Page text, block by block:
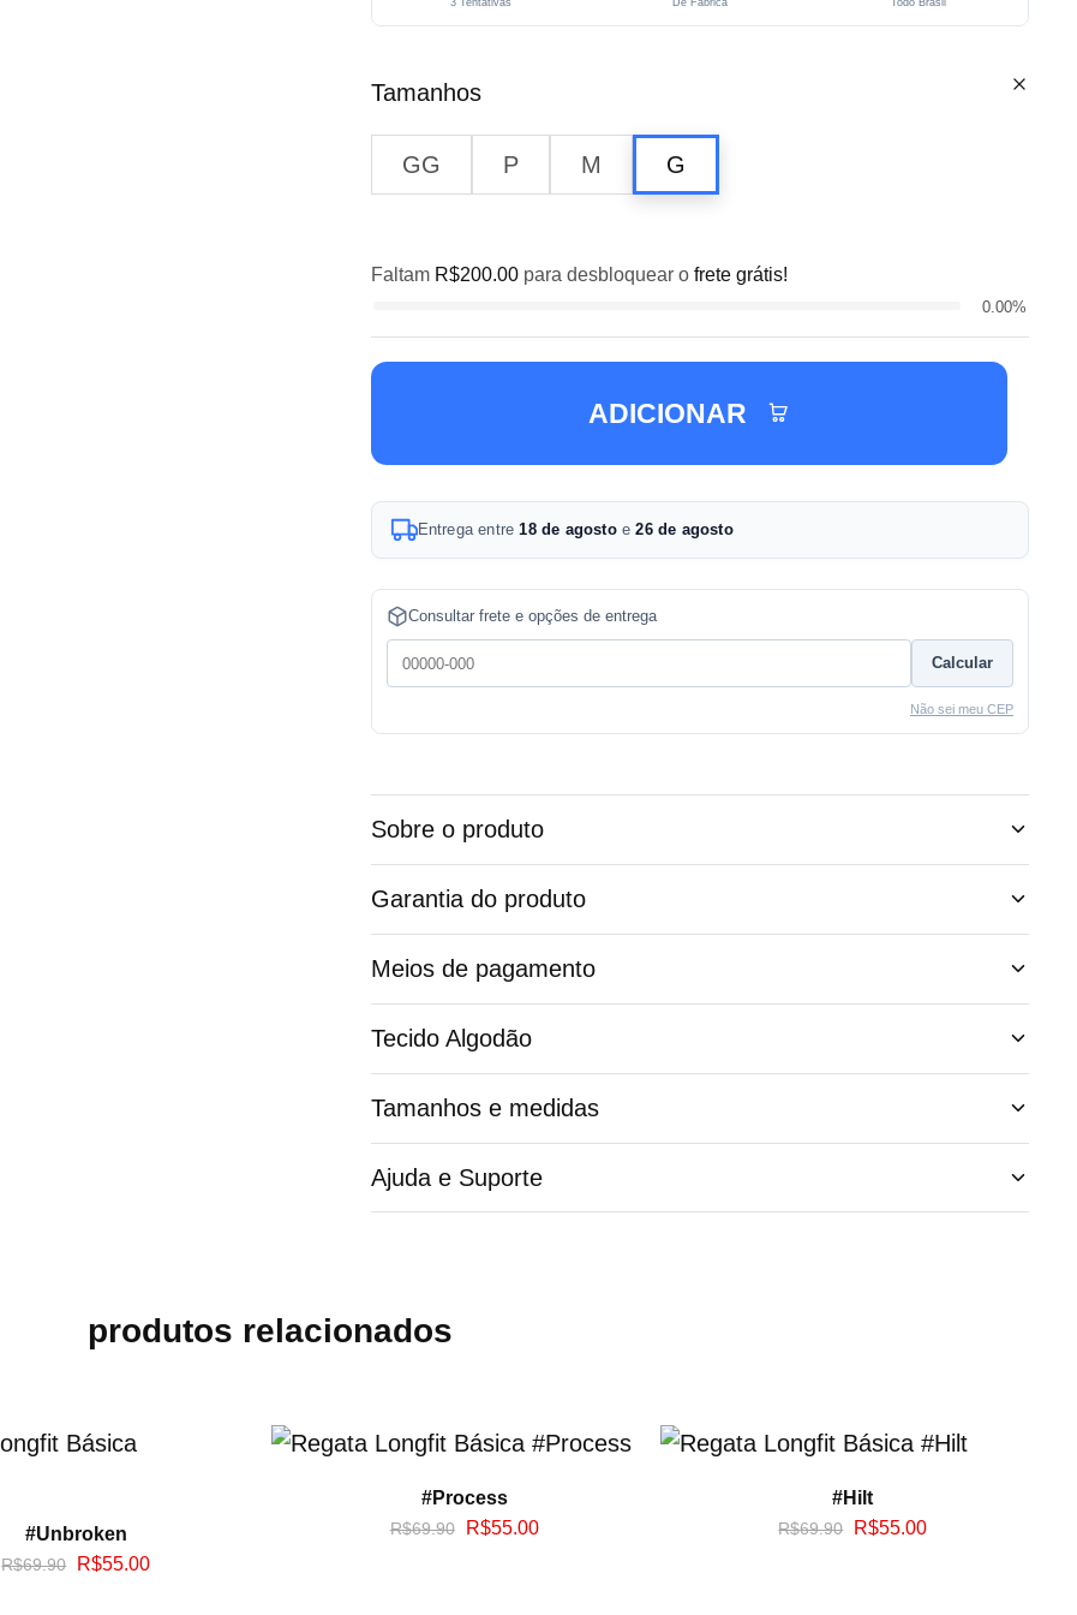
3 Tentativas De Fábrica Todo Brasil
Tamanhos
GG P M G
Faltam R$200.00para desbloquear ofrete grátis!
0.00%
ADICIONAR
A
i
v
e
:
Entrega entre18 de agostoe26 de agosto
Consultar frete e opções de entrega
Calcular
Não sei meu CEP
Sobre o produto
Garantia do produto
Meios de pagamento
Tecido Algodão
Tamanhos e medidas
Ajuda e Suporte
produtos relacionados
#Unbroken
R$69.90 R$55.00
#Process
R$69.90 R$55.00
#Hilt
R$69.90 R$55.00